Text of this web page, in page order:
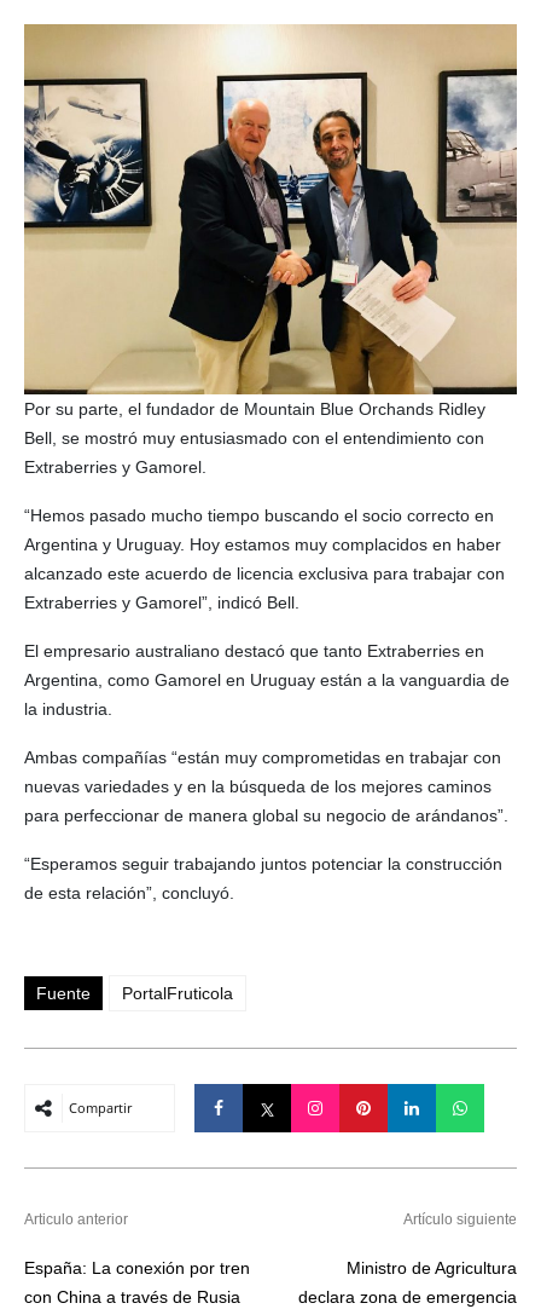
Por su parte, el fundador de Mountain Blue Orchands Ridley
Bell, se mostró muy entusiasmado con el entendimiento con
Extraberries y Gamorel.
“Hemos pasado mucho tiempo buscando el socio correcto en
Argentina y Uruguay. Hoy estamos muy complacidos en haber
alcanzado este acuerdo de licencia exclusiva para trabajar con
Extraberries y Gamorel”, indicó Bell.
El empresario australiano destacó que tanto Extraberries en
Argentina, como Gamorel en Uruguay están a la vanguardia de
la industria.
Ambas compañías “están muy comprometidas en trabajar con
nuevas variedades y en la búsqueda de los mejores caminos
para perfeccionar de manera global su negocio de arándanos”.
“Esperamos seguir trabajando juntos potenciar la construcción
de esta relación”, concluyó.
Fuente PortalFruticola
Compartir
Articulo anterior
España: La conexión por tren
con China a través de Rusia
Artículo siguiente
Ministro de Agricultura
declara zona de emergencia